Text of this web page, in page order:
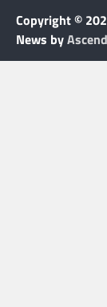
Copyright ©
News by